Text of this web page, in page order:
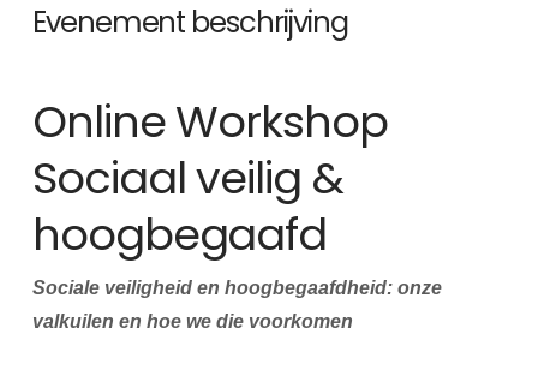
Evenement beschrijving
Online Workshop
Sociaal veilig &
hoogbegaafd
Sociale veiligheid en hoogbegaafdheid: onze
valkuilen en hoe we die voorkomen